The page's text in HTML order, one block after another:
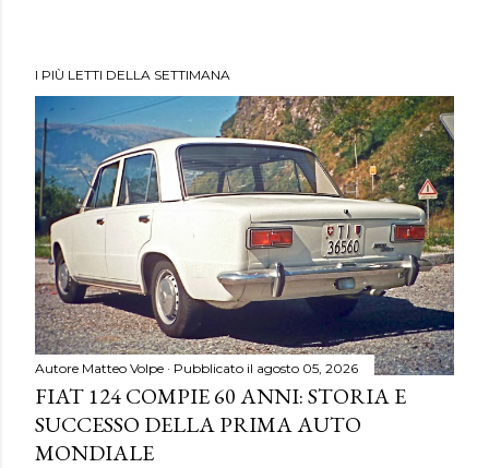
I PIÙ LETTI DELLA SETTIMANA
Autore Matteo Volpe Pubblicato il agosto 05, 2026
FIAT 124 COMPIE 60 ANNI: STORIA E
SUCCESSO DELLA PRIMA AUTO
MONDIALE